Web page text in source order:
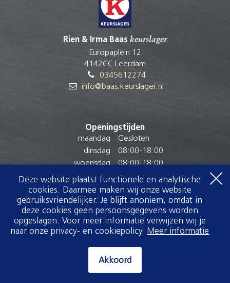
Rien & Irma Baas keurslager
Europaplein 12
4142CC Leerdam
0345612274
info@baas.keurslager.nl
Openingstijden
maandag
Gesloten
dinsdag
08:00-18:00
woensdag
08:00-18:00
donderdag
08:00
vrijdag
08:00 -18:00
zaterdag
08:00-16:00
zondag
Gesloten
Deze website plaatst functionele en analytische
cookies. Daarmee maken wij onze website
gebruiksvriendelijker. Je blijft anoniem, omdat in
deze cookies geen persoonsgegevens worden
opgeslagen. Voor meer informatie verwijzen wij je
naar onze privacy- en cookiepolicy. Meer informatie
Akkoord